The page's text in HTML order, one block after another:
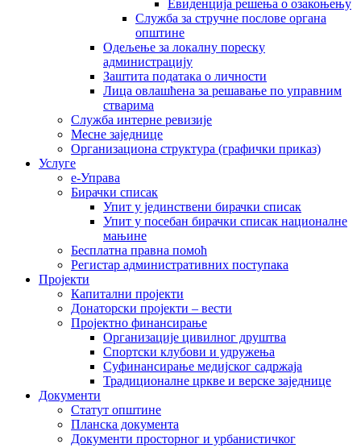
Евиденција решења о озакоњењу
Служба за стручне послове органа
општине
Одељење за локалну пореску
администрацију
Заштита података о личности
Лица овлашћена за решавање по управним
стварима
Служба интерне ревизије
Месне заједнице
Организациона структура (графички приказ)
Услуге
е-Управа
Бирачки списак
Упит у јединствени бирачки списак
Упит у посебан бирачки списак националне
мањине
Бесплатна правна помоћ
Регистар административних поступака
Пројекти
Капитални пројекти
Донаторски пројекти – вести
Пројектно финансирање
Организације цивилног друштва
Спортски клубови и удружења
Суфинансирање медијског садржаја
Традиционалне цркве и верске заједнице
Документи
Статут општине
Планска документа
Документи просторног и урбанистичког